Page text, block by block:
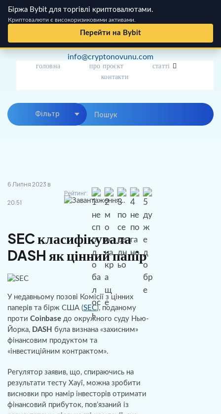
Біржа Bybit для торгівлі криптовалютами.
Криптовалюти є високоризиковими активами.
Перейти на Bybit
головна про проєкт
статті
контакти
info@cryptonovunu.com
Фiльтр
6 Липня 2023 в
20:51
Рейтинг:
Завантаження...
SEC класифікувала
DASH як цінний папір
У недавньому позові Комісії з цінних
паперів та бірж США (SEC), поданому
проти Coinbase до окружного суду Нью-
Йорка, DASH була визнана «захисним»
фінансовим продуктом та
«інвестиційним контрактом».
Регулятор заявив, що, спираючись на
результати тесту Хауї, можна зробити
висновки про намір інвесторів отримати
фінансовий прибуток, пов’язаний із